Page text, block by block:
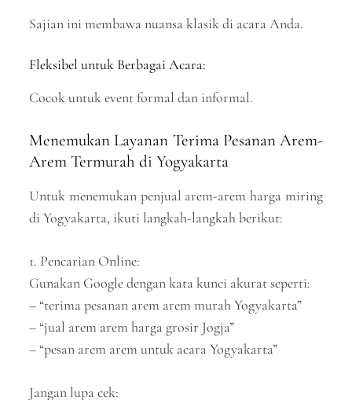
Sajian ini membawa nuansa klasik di acara Anda.
Fleksibel untuk Berbagai Acara:
Cocok untuk event formal dan informal.
Menemukan Layanan Terima Pesanan Arem-
Arem Termurah di Yogyakarta
Untuk menemukan penjual arem-arem harga miring
di Yogyakarta, ikuti langkah-langkah berikut:
1. Pencarian Online:
Gunakan Google dengan kata kunci akurat seperti:
– “terima pesanan arem arem murah Yogyakarta”
– “jual arem arem harga grosir Jogja”
– “pesan arem arem untuk acara Yogyakarta”
Jangan lupa cek: